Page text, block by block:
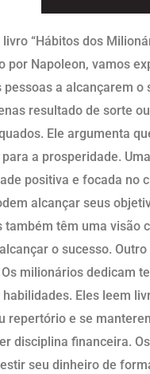
livro “Hábitos dos
por Napoleon, vamos
pessoas a alcançarem
resultado de sorte
Ele argumenta
a prosperidade.
positiva e focada no
alcançar seus
também têm uma visão
o sucesso.
milionários dedicam
Eles leem
repertório e se
disciplina financeira.
seu dinheiro de